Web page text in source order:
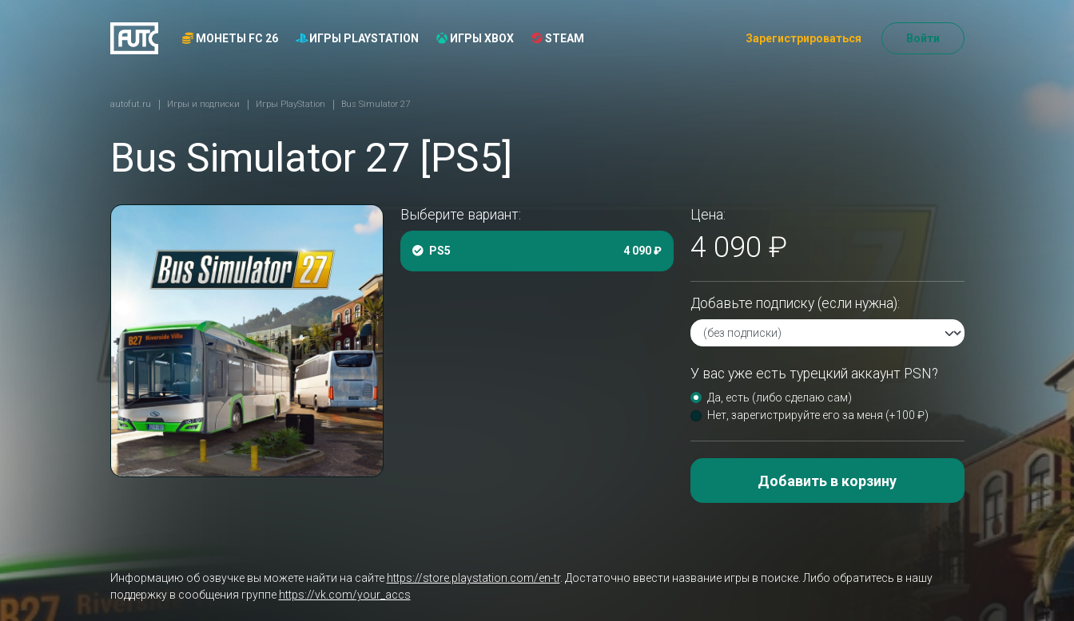
МОНЕТЫ FC 26 ИГРЫ PLAYSTATION ИГРЫ XBOX STEAM Зарегистрироваться Войти
autofut.ru Игры и подписки Игры PlayStation Bus Simulator 27
Bus Simulator 27 [PS5]
Выберите вариант:
PS5 4 090 ₽
Цена:
4 090 ₽
Добавьте подписку (если нужна):
У вас уже есть турецкий аккаунт PSN?
Да, есть (либо сделаю сам)
Нет, зарегистрируйте его за меня (+100 ₽)
Добавить в корзину
Информацию об озвучке вы можете найти на сайте https://store.playstation.com/en-tr. Достаточно ввести название игры в поиске. Либо обратитесь в нашу
поддержку в сообщения группе https://vk.com/your_accs